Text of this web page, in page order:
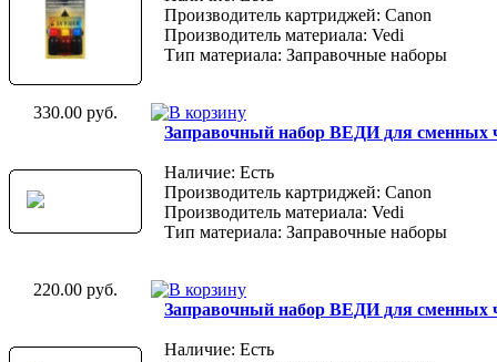
Производитель картриджей: Canon
Производитель материала: Vedi
Тип материала: Заправочные наборы
330.00 руб.
Заправочный набор ВЕДИ для сменных
Наличие: Есть
Производитель картриджей: Canon
Производитель материала: Vedi
Тип материала: Заправочные наборы
220.00 руб.
Заправочный набор ВЕДИ для сменных
Наличие: Есть